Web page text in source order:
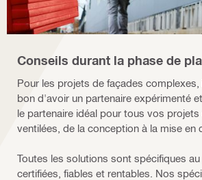
Conseils durant la phase de
Pour les projets de façades
bon d'avoir un partenaire expérimenté
le partenaire idéal pour tous vos projets
ventilées, de la conception à la mise en
Toutes les solutions sont spécifiques au
certifiées, fiables et rentables. Nos